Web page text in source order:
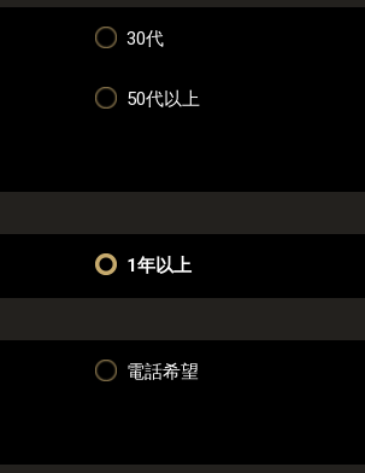
30代
50代以上
1年以上
電話希望